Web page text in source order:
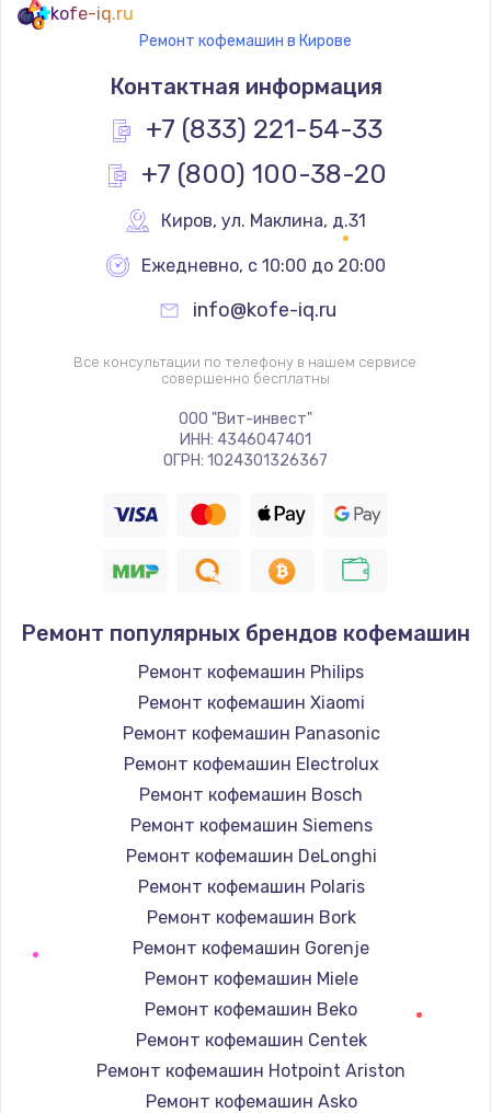
kofe-iq.ru
Ремонт кофемашин в Кирове
Контактная информация
+7 (833) 221-54-33
+7 (800) 100-38-20
Киров, ул. Маклина, д.31
Ежедневно, с 10:00 до 20:00
info@kofe-iq.ru
Все консультации по телефону в нашем сервисе
совершенно бесплатны
ООО "Вит-инвест"
ИНН: 4346047401
ОГРН: 1024301326367
Ремонт популярных брендов кофемашин
Ремонт кофемашин Philips
Ремонт кофемашин Xiaomi
Ремонт кофемашин Panasonic
Ремонт кофемашин Electrolux
Ремонт кофемашин Bosch
Ремонт кофемашин Siemens
Ремонт кофемашин DeLonghi
Ремонт кофемашин Polaris
Ремонт кофемашин Bork
Ремонт кофемашин Gorenje
Ремонт кофемашин Miele
Ремонт кофемашин Beko
Ремонт кофемашин Centek
Ремонт кофемашин Hotpoint Ariston
Ремонт кофемашин Asko